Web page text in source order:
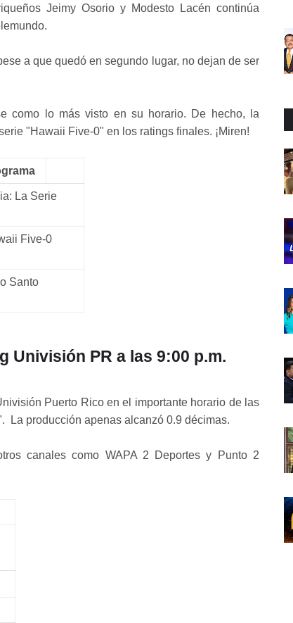
Jeimy Osorio y Modesto Lacén continúa
a que quedó en segundo lugar, no dejan de ser
como lo más visto en su horario. De hecho, la
"Hawaii Five-0" en los ratings finales. ¡Miren!
La Serie
Five-0
Santo
Univisión PR a las 9:00 p.m.
Puerto Rico en el importante horario de las
La producción apenas alcanzó 0.9 décimas.
canales como WAPA 2 Deportes y Punto 2